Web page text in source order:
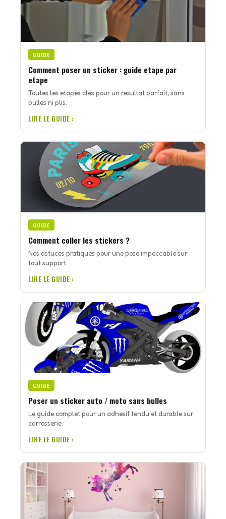
GUIDE
Comment poser un sticker : guide etape par
etape
Toutes les etapes cles pour un resultat parfait, sans
bulles ni plis.
LIRE LE GUIDE ›
GUIDE
Comment coller les stickers ?
Nos astuces pratiques pour une pose impeccable sur
tout support.
LIRE LE GUIDE ›
GUIDE
Poser un sticker auto / moto sans bulles
Le guide complet pour un adhesif tendu et durable sur
carrosserie.
LIRE LE GUIDE ›